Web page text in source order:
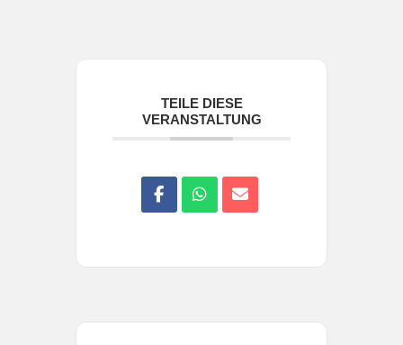
TEILE DIESE
VERANSTALTUNG